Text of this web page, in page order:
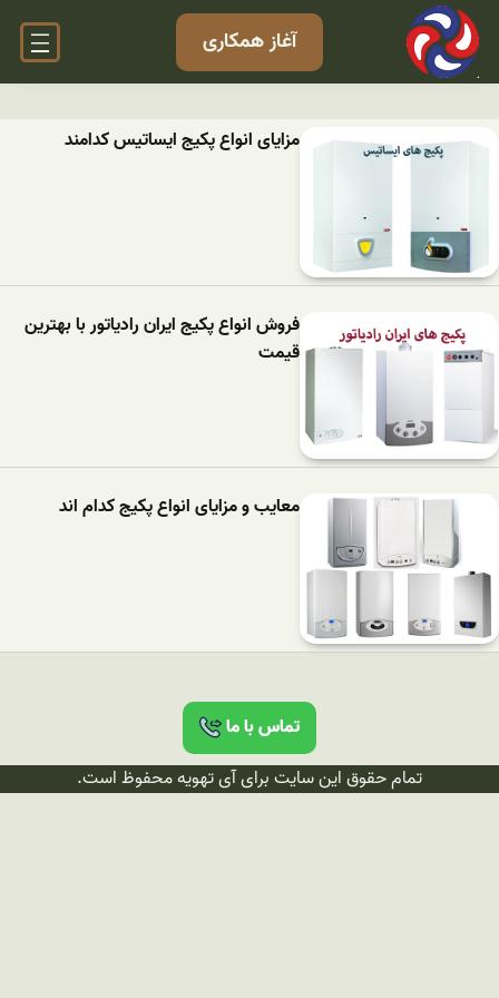
آغاز همکاری
مزایای انواع پکیج ایساتیس کدامند
فروش انواع پکیج ایران رادیاتور با بهترین
قیمت
معایب و مزایای انواع پکیج کدام اند
تماس با ما
تمام حقوق این سایت برای آی تهویه محفوظ است.